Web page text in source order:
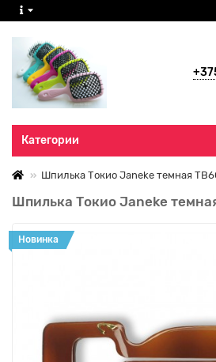
Все категории
Категории
Шпилька Токио Janeke темная
Шпилька Токио Janeke
Новинка